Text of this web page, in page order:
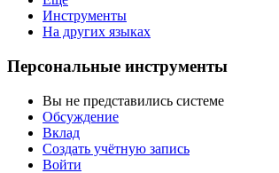
Инструменты
На других языках
Персональные инструменты
Вы не представились системе
Обсуждение
Вклад
Создать учётную запись
Войти